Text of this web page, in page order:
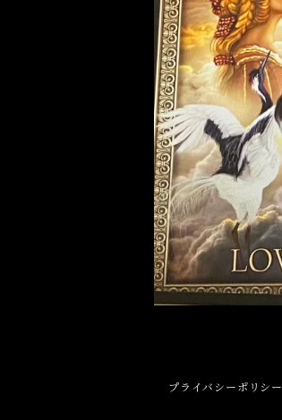
プライバシーポリシー